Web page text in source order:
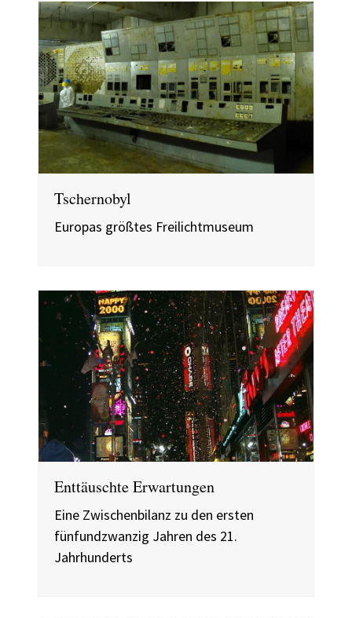
Tschernobyl
Europas größtes Freilichtmuseum
Enttäuschte Erwartungen
Eine Zwischenbilanz zu den ersten
fünfundzwanzig Jahren des 21.
Jahrhunderts